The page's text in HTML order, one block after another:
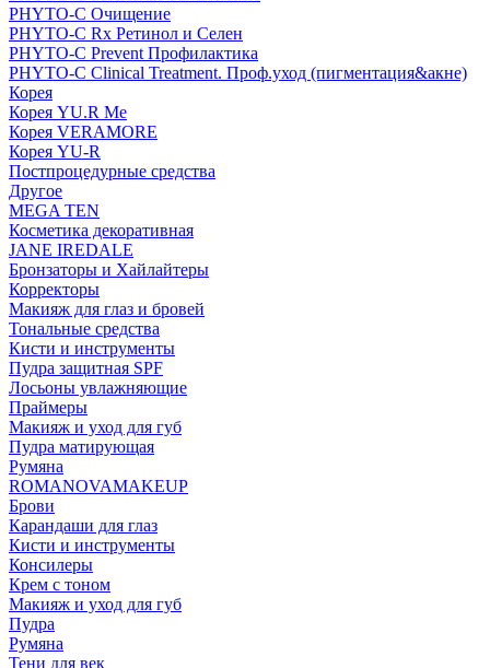
PHYTO-C Очищение
PHYTO-C Rx Ретинол и Селен
PHYTO-C Prevent Профилактика
PHYTO-C Clinical Treatment. Проф.уход (пигментация&акне)
Корея
Корея YU.R Me
Корея VERAMORE
Корея YU-R
Постпроцедурные средства
Другое
MEGA TEN
Косметика декоративная
JANE IREDALE
Бронзаторы и Хайлайтеры
Корректоры
Макияж для глаз и бровей
Тональные средства
Кисти и инструменты
Пудра защитная SPF
Лосьоны увлажняющие
Праймеры
Макияж и уход для губ
Пудра матирующая
Румяна
ROMANOVAMAKEUP
Брови
Карандаши для глаз
Кисти и инструменты
Консилеры
Крем с тоном
Макияж и уход для губ
Пудра
Румяна
Тени для век